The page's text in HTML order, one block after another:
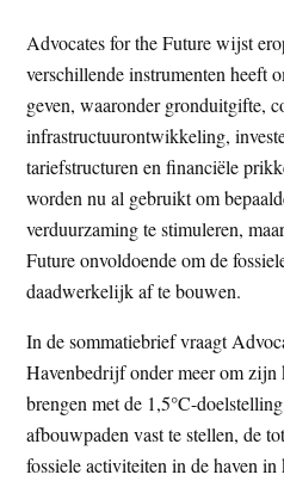
Advocates for the Future wijst
verschillende instrumenten heeft
geven, waaronder gronduitgifte,
infrastructuurontwikkeling,
tariefstructuren en financiële
worden nu al gebruikt om
verduurzaming te stimuleren,
Future onvoldoende om de
daadwerkelijk af te bouwen.
In de sommatiebrief vraagt
Havenbedrijf onder meer om
brengen met de 1,5°C-
afbouwpaden vast te stellen, de
fossiele activiteiten in de haven